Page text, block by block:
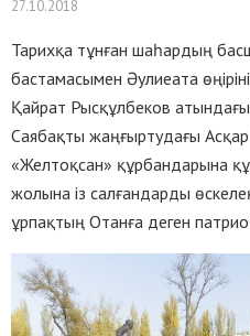
27.10.2018
Тарихқа тұнған шаһардың
бастамасымен Әулиеата
Қайрат Рысқұлбеков
Саябақты жаңғыртудағы
«Желтоқсан» құрбандарына
жолына із салғандарды
ұрпақтың Отанға деген